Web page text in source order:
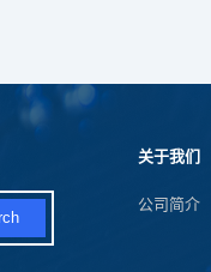
关于我们
公司简介